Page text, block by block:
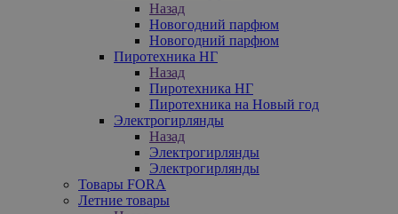
Назад
Новогодний парфюм
Новогодний парфюм
Пиротехника НГ
Назад
Пиротехника НГ
Пиротехника на Новый год
Электрогирлянды
Назад
Электрогирлянды
Электрогирлянды
Товары FORA
Летние товары